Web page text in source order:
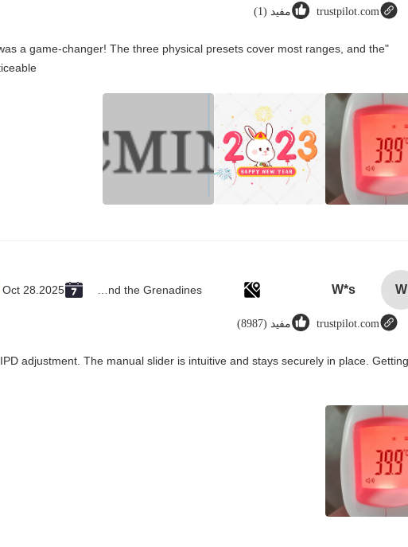
trustpilot.com مفید (1)
a game-changer! The three physical presets cover most ranges, and the
W
W*s
Oct 28.2025
trustpilot.com مفید (8987)
adjustment. The manual slider is intuitive and stays securely in place.